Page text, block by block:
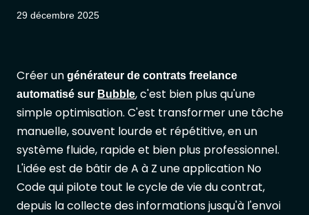
29 décembre 2025
Créer un générateur de contrats freelance
automatisé sur Bubble, c'est bien plus qu'une
simple optimisation. C'est transformer une tâche
manuelle, souvent lourde et répétitive, en un
système fluide, rapide et bien plus professionnel.
L'idée est de bâtir de A à Z une application No
Code qui pilote tout le cycle de vie du contrat,
depuis la collecte des informations jusqu'à l'envoi